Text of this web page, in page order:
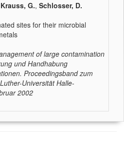
Krauss, G., Schlosser, D.
sites for their microbial
of large contamination
und Handhabung
Proceedingsband zum
Universität Halle-
2002